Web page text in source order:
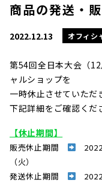
商品の発送・
2022.12.13 オフィシ
第54回全日本大会（
ャルショップを
一時休止させていただ
下記詳細をご確認くだ
【休止期間】
販売休止期間
（火）
発送休止期間